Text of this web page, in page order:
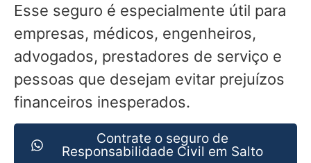
Esse seguro é especialmente útil para
empresas, médicos, engenheiros,
advogados, prestadores de serviço e
pessoas que desejam evitar prejuízos
financeiros inesperados.
Contrate o seguro de
Responsabilidade Civil em Salto